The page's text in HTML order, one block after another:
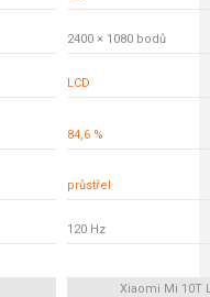
2400 × 1080 bodů
LCD
84,6 %
průstřel
120 Hz
Xiaomi Mi 10T